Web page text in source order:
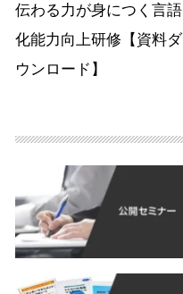
伝わる力が身につく言語
化能力向上研修【資料ダ
ウンロード】